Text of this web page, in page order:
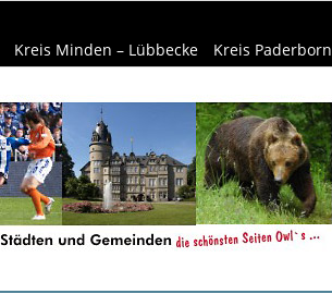
Kreis Minden – Lübbecke Kreis Paderborn